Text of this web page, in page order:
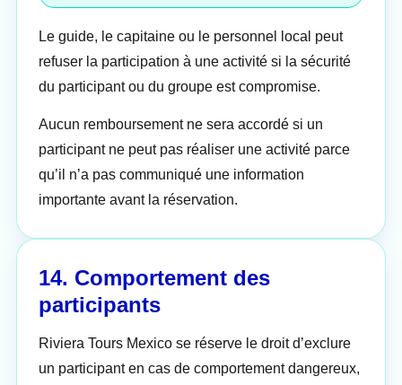
Le guide, le capitaine ou le personnel local peut
refuser la participation à une activité si la sécurité
du participant ou du groupe est compromise.
Aucun remboursement ne sera accordé si un
participant ne peut pas réaliser une activité parce
qu’il n’a pas communiqué une information
importante avant la réservation.
14. Comportement des
participants
Riviera Tours Mexico se réserve le droit d’exclure
un participant en cas de comportement dangereux,